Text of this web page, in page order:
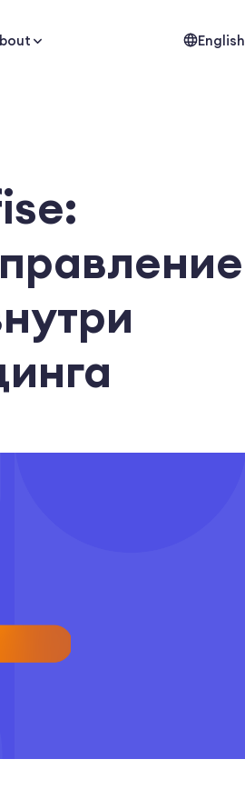
English